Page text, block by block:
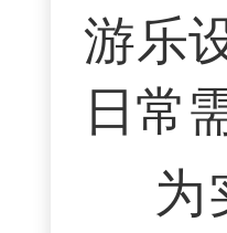
游乐
日常
为